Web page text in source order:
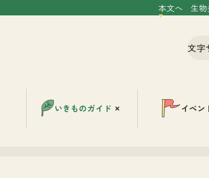
本文へ 生
文字
いきものガイド イベン